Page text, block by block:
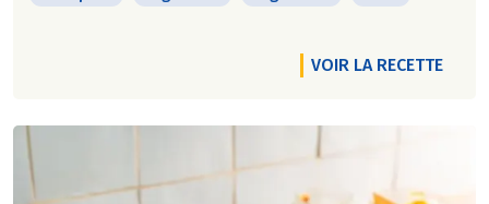
VOIR LA RECETTE